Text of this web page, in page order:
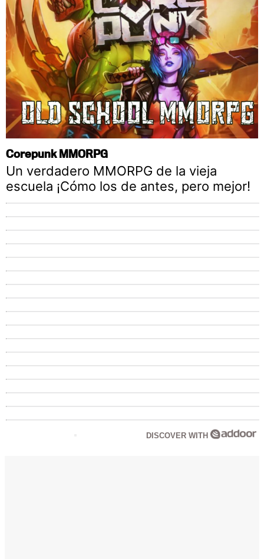
Corepunk MMORPG
Un verdadero MMORPG de la vieja
escuela ¡Cómo los de antes, pero mejor!
DISCOVER WITH